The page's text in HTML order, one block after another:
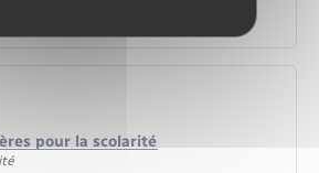
pour la scolarité